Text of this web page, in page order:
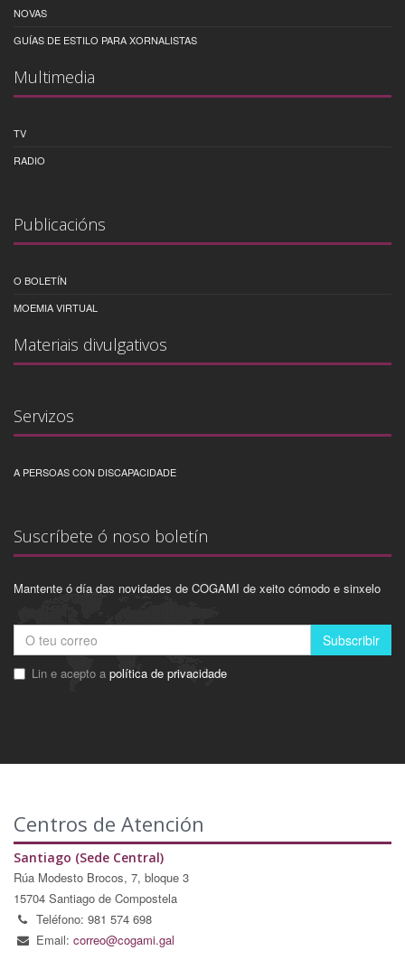
NOVAS
GUÍAS DE ESTILO PARA XORNALISTAS
Multimedia
TV
RADIO
Publicacións
O BOLETÍN
MOEMIA VIRTUAL
Materiais divulgativos
Servizos
A PERSOAS CON DISCAPACIDADE
Suscríbete ó noso boletín
Mantente ó día das novidades de COGAMI de xeito cómodo e sinxelo
Subscribir
Lin e acepto a política de privacidade
Centros de Atención
Santiago (Sede Central)
Rúa Modesto Brocos, 7, bloque 3
15704 Santiago de Compostela
Teléfono: 981 574 698
Email: correo@cogami.gal